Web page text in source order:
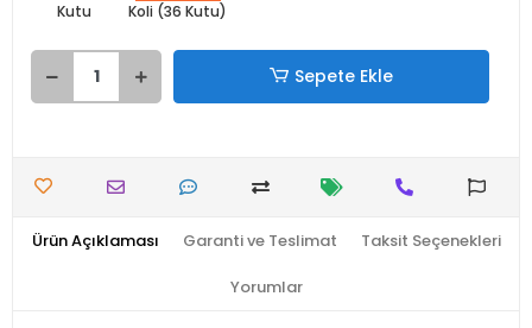
Kutu Koli (36 Kutu)
Sepete Ekle
Ürün Açıklaması Garanti ve Teslimat Taksit Seçenekleri
Yorumlar